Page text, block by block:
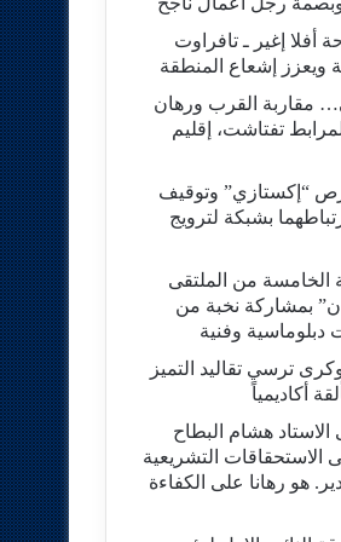
أفلا إغير ـ تافراوت
ويعزز إشعاع المنطقة
مقاربة القرب ورهان
لمرابط تفتاشت، إقليم
حجز 7300 قرص “إكستازي” وتوقيف
بشبكة لترويج
الخامسة من الملتقى
بمشاركة نخبة من
وفنية
ترسي تقاليد التميز
أكاديمياً
الاستاد هشام البطاح
الاستحقاقات التشريعية
هو رهانا على الكفاءة